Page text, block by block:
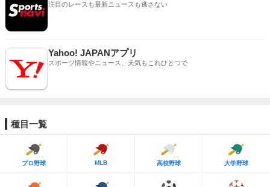
注目のレースも最新ニュースも逃さない
Yahoo! JAPANアプリ
スポーツ情報やニュース、天気もこれひとつで
種目一覧
プロ野球 MLB 高校野球 大学野球